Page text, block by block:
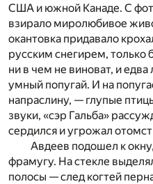
США и южной Канаде. С
взирало миролюбивое
окантовка придавало
русским снегирем, только
ни в чем не виноват, и едва
умный попугай. И на
напраслину, — глупые
звуки, «сэр Гальба»
сердился и угрожал
Авдеев подошел к
фрамугу. На стекле
полосы — след когтей